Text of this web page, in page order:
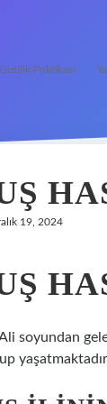
Gizlilik Politikası
19, 2024
soyundan